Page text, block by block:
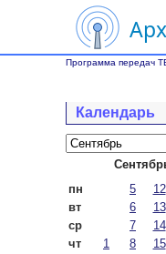
Программа передач
Календарь
пн
5 12
вт
6 13
ср
7 14
чт
1 8 15